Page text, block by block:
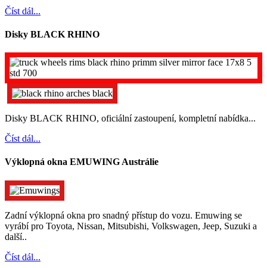
Číst dál...
Disky BLACK RHINO
Disky BLACK RHINO, oficiální zastoupení, kompletní nabídka...
Číst dál...
Výklopná okna EMUWING Austrálie
Zadní výklopná okna pro snadný přístup do vozu. Emuwing se
vyrábí pro Toyota, Nissan, Mitsubishi, Volkswagen, Jeep, Suzuki a
další..
Číst dál...